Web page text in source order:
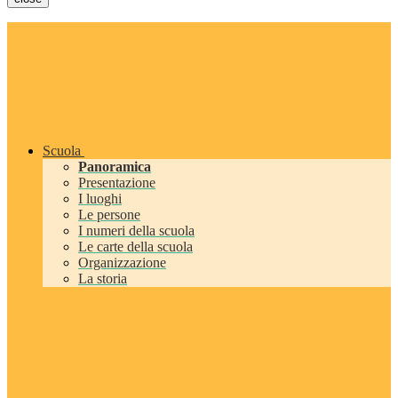
Scuola
Panoramica
Presentazione
I luoghi
Le persone
I numeri della scuola
Le carte della scuola
Organizzazione
La storia